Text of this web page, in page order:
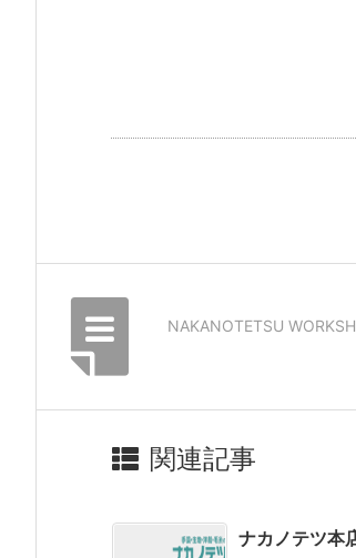
NAKANOTETSU
関連記事
ナカノテツ本